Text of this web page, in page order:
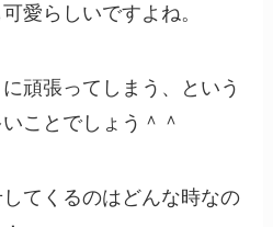
愛らしいですよね。
頑張ってしまう、という
ことでしょう＾＾
てくるのはどんな時なの